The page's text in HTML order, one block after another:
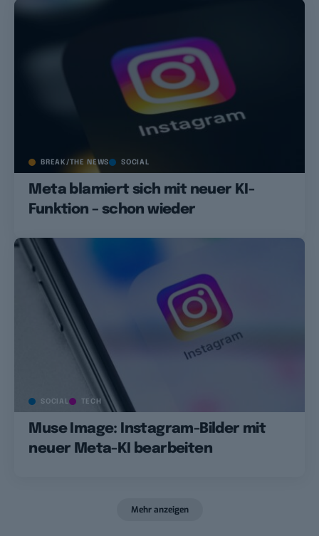
BREAK/THE NEWS SOCIAL
Meta blamiert sich mit neuer KI-
Funktion – schon wieder
SOCIAL TECH
Muse Image: Instagram-Bilder mit
neuer Meta-KI bearbeiten
Mehr anzeigen